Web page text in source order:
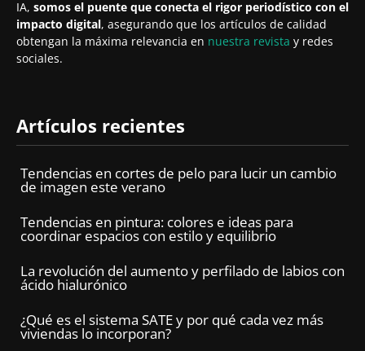
IA, somos el puente que conecta el rigor periodístico con el
impacto digital, asegurando que los artículos de calidad
obtengan la máxima relevancia en nuestra revista y redes
sociales.
Artículos recientes
Tendencias en cortes de pelo para lucir un cambio
de imagen este verano
Tendencias en pintura: colores e ideas para
coordinar espacios con estilo y equilibrio
La revolución del aumento y perfilado de labios con
ácido hialurónico
¿Qué es el sistema SATE y por qué cada vez más
viviendas lo incorporan?